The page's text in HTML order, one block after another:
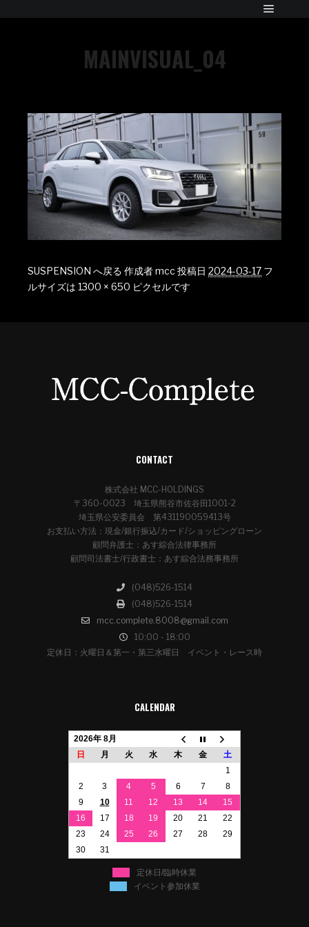
MAINVISUAL_04
SUSPENSION へ戻る 作成者mcc投稿日 2024-03-17 フ
ルサイズは 1300 × 650 ピクセルです
CONTACT
株式会社 MCC-HOLDINGS
〒360-0023 埼玉県熊谷市佐谷田1001-2
埼玉県公安委員会 第431190059413号
お支払い方法：現金/銀行振込/カード/ショッピングローン
顧問弁護士：あす綜合法律事務所
顧問司法書士/行政書士：あす綜合法務事務所
(048)526-1514
(048)526-1514
mcc.complete.8008@gmail.com
10:00 - 18:00
定休日：火曜日＆第一・第三水曜日 イベント・レース時
CALENDAR
2026年 8月
日
月 火 水 木 金
土
1
2
3 4 5 6 7
8
9
10 11 12 13 14
15
16
17 18 19 20 21
22
23
24 25 26 27 28
29
30
31
定休日/臨時休業
イベント参加休業